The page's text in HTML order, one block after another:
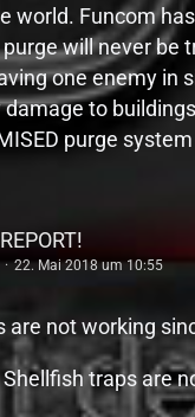
world. Funcom
will never be
one enemy in
to
purge
22. Mai 2018 um 10:55
are not working
Shellfish traps are